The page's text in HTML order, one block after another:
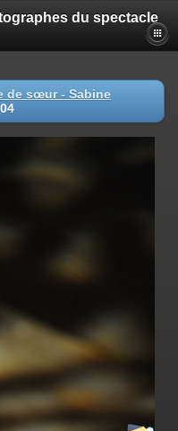
du spectacle
de sœur - Sabine